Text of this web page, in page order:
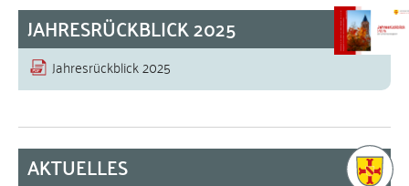
JAHRESRÜCKBLICK 2025
Jahresrückblick 2025
AKTUELLES